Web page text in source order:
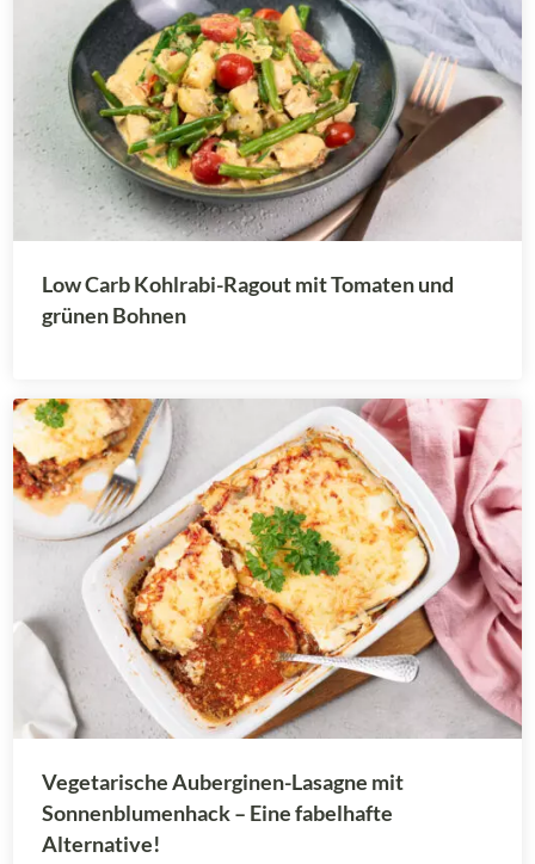
Low Carb Kohlrabi-Ragout mit Tomaten und
grünen Bohnen
Vegetarische Auberginen-Lasagne mit
Sonnenblumenhack – Eine fabelhafte
Alternative!